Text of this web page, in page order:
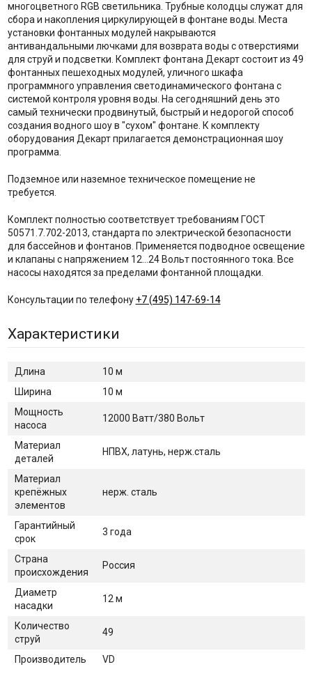
многоцветного RGB светильника. Трубные колодцы служат для
сбора и накопления циркулирующей в фонтане воды. Места
установки фонтанных модулей накрываются
антивандальными лючками для возврата воды с отверстиями
для струй и подсветки. Комплект фонтана Декарт состоит из 49
фонтанных пешеходных модулей, уличного шкафа
программного управления светодинамического фонтана с
системой контроля уровня воды. На сегодняшний день это
самый технически продвинутый, быстрый и недорогой способ
создания водного шоу в "сухом" фонтане. К комплекту
оборудования Декарт прилагается демонстрационная шоу
программа.
Подземное или наземное техническое помещение не
требуется.
Комплект полностью соответствует требованиям ГОСТ
50571.7.702-2013, стандарта по электрической безопасности
для бассейнов и фонтанов. Применяется подводное освещение
и клапаны с напряжением 12...24 Вольт постоянного тока. Все
насосы находятся за пределами фонтанной площадки.
Консультации по телефону +7 (495) 147-69-14
Характеристики
Длина
10 м
Ширина
10 м
Мощность
насоса
12000 Ватт/380 Вольт
Материал
деталей
НПВХ, латунь, нерж.сталь
Материал
крепёжных
элементов
нерж. сталь
Гарантийный
срок
3 года
Страна
происхождения
Россия
Диаметр
насадки
12 м
Количество
струй
49
Производитель VD